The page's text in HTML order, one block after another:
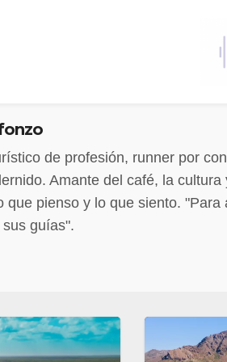
de profesión, runner por
Amante del café, la
que pienso y lo que siento.
guías".